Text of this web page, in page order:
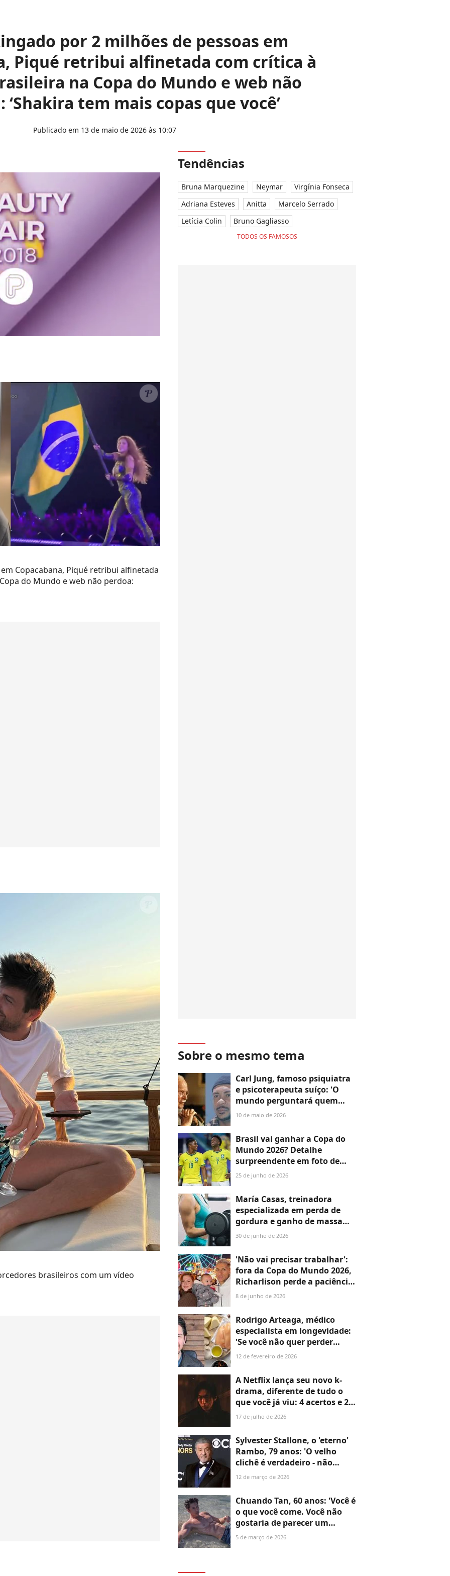
por 2 milhões de pessoas em
Piqué retribui alfinetada com crítica à
na Copa do Mundo e web não
‘Shakira tem mais copas que você’
Publicado em 13 de maio de 2026 às 10:07
Copacabana, Piqué retribui alfinetada
do Mundo e web não perdoa:
brasileiros com um vídeo
Tendências
Bruna Marquezine Neymar
Virgínia Fonseca
Adriana Esteves
Anitta
Marcelo Serrado
Letícia Colin
Bruno Gagliasso
TODOS OS FAMOSOS
Sobre o mesmo tema
Carl Jung, famoso psiquiatra
e psicoterapeuta suíço: 'O
mundo perguntará quem
você é, e se você não souber, o
deve ser'
10 de maio de 2026
Brasil vai ganhar a Copa do
Mundo 2026? Detalhe
surpreendente em foto de
Endrick e Vini Jr. faz web criar
quem não quer'
25 de junho de 2026
María Casas, treinadora
especializada em perda de
gordura e ganho de massa
muscular: 'Você pode ter a
mundo, mas se não treinar
força, não vai conseguir'
30 de junho de 2026
'Não vai precisar trabalhar':
fora da Copa do Mundo 2026,
Richarlison perde a paciência
e discute com mulher após
entenda!
8 de junho de 2026
Rodrigo Arteaga, médico
especialista em longevidade:
'Se você não quer perder
massa muscular com o
apenas se movimentar: você
também precisa mudar sua
alimentação'
12 de fevereiro de 2026
A Netflix lança seu novo k-
drama, diferente de tudo o
que você já viu: 4 acertos e 2
erros de 'A Leste do Palácio'
pode perder essa maratona
17 de julho de 2026
Sylvester Stallone, o 'eterno'
Rambo, 79 anos: 'O velho
clichê é verdadeiro - não
importa o quão rico ou
você não tem nada'
12 de março de 2026
Chuando Tan, 60 anos: 'Você é
o que você come. Você não
gostaria de parecer um
hambúrguer, certo? Prefiro
5 de março de 2026